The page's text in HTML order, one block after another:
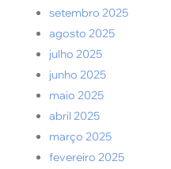
setembro 2025
agosto 2025
julho 2025
junho 2025
maio 2025
abril 2025
março 2025
fevereiro 2025